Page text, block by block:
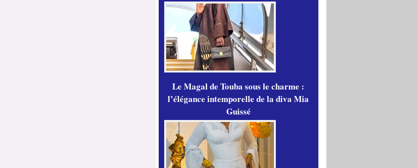
Le Magal de Touba sous le charme :
l’élégance intemporelle de la diva Mia
Guissé